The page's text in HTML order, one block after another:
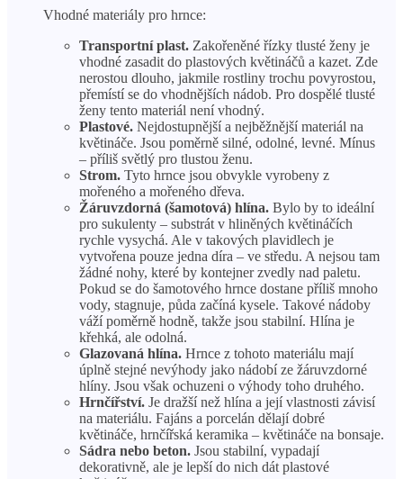
Vhodné materiály pro hrnce:
Transportní plast. Zakořeněné řízky tlusté ženy je
vhodné zasadit do plastových květináčů a kazet. Zde
nerostou dlouho, jakmile rostliny trochu povyrostou,
přemístí se do vhodnějších nádob. Pro dospělé tlusté
ženy tento materiál není vhodný.
Plastové. Nejdostupnější a nejběžnější materiál na
květináče. Jsou poměrně silné, odolné, levné. Mínus
– příliš světlý pro tlustou ženu.
Strom. Tyto hrnce jsou obvykle vyrobeny z
mořeného a mořeného dřeva.
Žáruvzdorná (šamotová) hlína. Bylo by to ideální
pro sukulenty – substrát v hliněných květináčích
rychle vysychá. Ale v takových plavidlech je
vytvořena pouze jedna díra – ve středu. A nejsou tam
žádné nohy, které by kontejner zvedly nad paletu.
Pokud se do šamotového hrnce dostane příliš mnoho
vody, stagnuje, půda začíná kysele. Takové nádoby
váží poměrně hodně, takže jsou stabilní. Hlína je
křehká, ale odolná.
Glazovaná hlína. Hrnce z tohoto materiálu mají
úplně stejné nevýhody jako nádobí ze žáruvzdorné
hlíny. Jsou však ochuzeni o výhody toho druhého.
Hrnčířství. Je dražší než hlína a její vlastnosti závisí
na materiálu. Fajáns a porcelán dělají dobré
květináče, hrnčířská keramika – květináče na bonsaje.
Sádra nebo beton. Jsou stabilní, vypadají
dekorativně, ale je lepší do nich dát plastové